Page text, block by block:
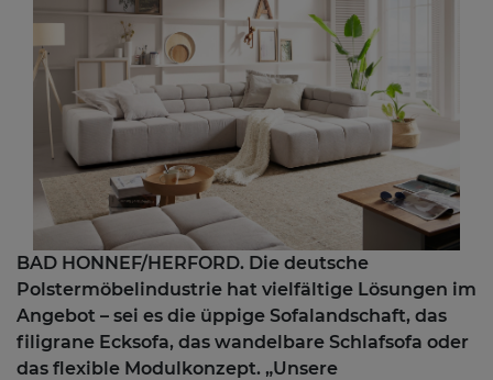
BAD HONNEF/HERFORD. Die deutsche
Polstermöbelindustrie hat vielfältige Lösungen im
Angebot – sei es die üppige Sofalandschaft, das
filigrane Ecksofa, das wandelbare Schlafsofa oder
das flexible Modulkonzept. „Unsere